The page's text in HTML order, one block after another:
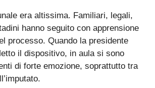
era altissima. Familiari, legali,
hanno seguito con apprensione
processo. Quando la presidente
il dispositivo, in aula si sono
di forte emozione, soprattutto tra